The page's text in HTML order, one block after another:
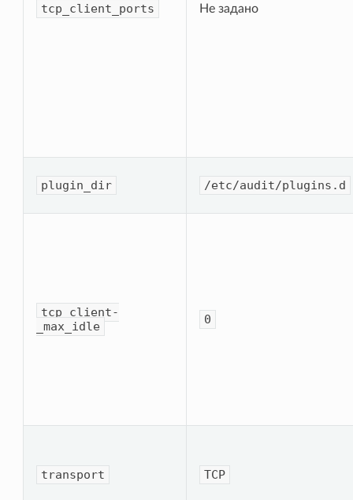
tcp_client_ports Не задано
plugin_dir /etc/audit/plugins.d
tcp_client­
_max_idle
0
transport TCP